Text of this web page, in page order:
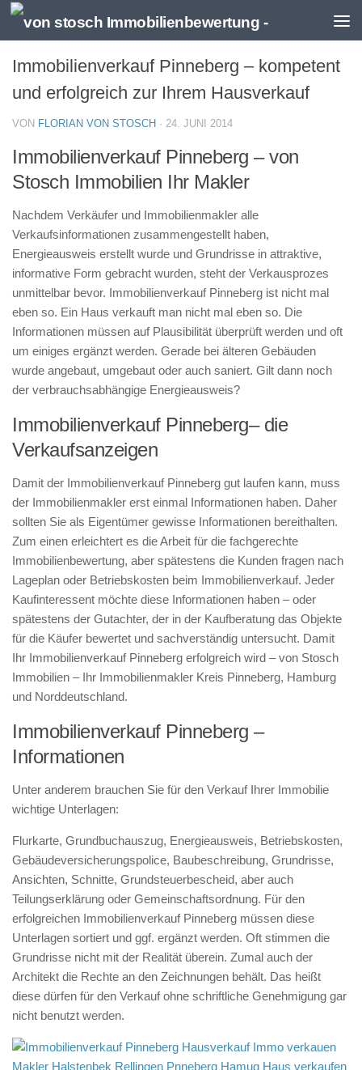
Zum Inhalt springen
Immobilienverkauf Pinneberg – kompetent
und erfolgreich zur Ihrem Hausverkauf
VON FLORIAN VON STOSCH · 24. JUNI 2014
Immobilienverkauf Pinneberg – von
Stosch Immobilien Ihr Makler
Nachdem Verkäufer und Immobilienmakler alle
Verkaufsinformationen zusammengestellt haben,
Energieausweis erstellt wurde und Grundrisse in attraktive,
informative Form gebracht wurden, steht der Verkausprozes
unmittelbar bevor. Immobilienverkauf Pinneberg ist nicht mal
eben so. Ein Haus verkauft man nicht mal eben so. Die
Informationen müssen auf Plausibilität überprüft werden und oft
um einiges ergänzt werden. Gerade bei älteren Gebäuden
wurde angebaut, umgebaut oder auch saniert. Gilt dann noch
der verbrauchsabhängige Energieausweis?
Immobilienverkauf Pinneberg– die
Verkaufsanzeigen
Damit der Immobilienverkauf Pinneberg gut laufen kann, muss
der Immobilienmakler erst einmal Informationen haben. Daher
sollten Sie als Eigentümer gewisse Informationen bereithalten.
Zum einen erleichtert es die Arbeit für die fachgerechte
Immobilienbewertung, aber spätestens die Kunden fragen nach
Lageplan oder Betriebskosten beim Immobilienverkauf. Jeder
Kaufinteressent möchte diese Informationen haben – oder
spätestens der Gutachter, der in der Kaufberatung das Objekte
für die Käufer bewertet und sachverständig untersucht. Damit
Ihr Immobilienverkauf Pinneberg erfolgreich wird – von Stosch
Immobilien – Ihr Immobilienmakler Kreis Pinneberg, Hamburg
und Norddeutschland.
Immobilienverkauf Pinneberg –
Informationen
Unter anderem brauchen Sie für den Verkauf Ihrer Immobilie
wichtige Unterlagen:
Flurkarte, Grundbuchauszug, Energieausweis, Betriebskosten,
Gebäudeversicherungspolice, Baubeschreibung, Grundrisse,
Ansichten, Schnitte, Grundsteuerbescheid, aber auch
Teilungserklärung oder Gemeinschaftsordnung. Für den
erfolgreichen Immobilienverkauf Pinneberg müssen diese
Unterlagen sortiert und ggf. ergänzt werden. Oft stimmen die
Grundrisse nicht mit der Realität überein. Zumal auch der
Architekt die Rechte an den Zeichnungen behält. Das heißt
diese dürfen für den Verkauf ohne schriftliche Genehmigung gar
nicht benutzt werden.